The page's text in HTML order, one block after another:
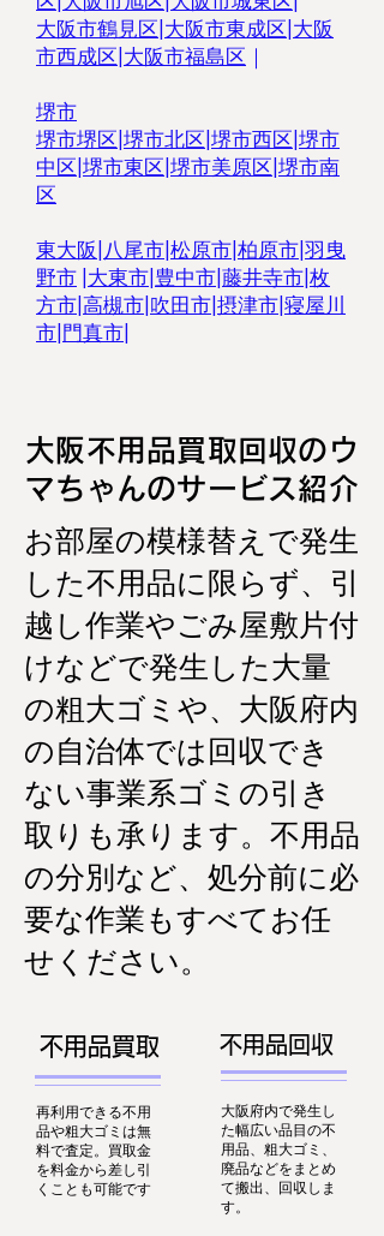
大阪市鶴見区 大阪市東成区 大阪
市西成区| 大阪市福島区 ｜
堺市
堺市堺区 堺市北区 堺市西区 堺市
中区 堺市東区| 堺市美原区 堺市南
区
東大阪 八尾市 松原市 柏原市 羽曳
野市 大東市 豊中市 藤井寺市 枚
方市 高槻市 吹田市 摂津市 寝屋川
市 門真市
大阪不用品買取回収のウ
マちゃんのサービス紹介
お部屋の模様替えで発生
した不用品に限らず、引
越し作業やごみ屋敷片付
けなどで発生した大量
の粗大ゴミや、大阪府内
の自治体では回収でき
ない事業系ゴミの引き
取りも承ります。不用品
の分別など、処分前に必
要な作業もすべてお任
せください。
不用品買取
再利用できる不用
品や粗大ゴミは無
料で査定。買取金
を料金から差し引
くことも可能です
不用品回収
大阪府内で発生し
た幅広い品目の不
用品、粗大ゴミ、
廃品などをまとめ
て搬出、回収しま
す。